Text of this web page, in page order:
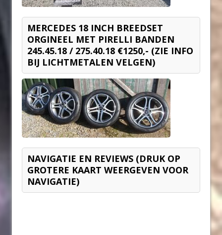
MERCEDES 18 INCH BREEDSET
ORGINEEL MET PIRELLI BANDEN
245.45.18 / 275.40.18 €1250,- (ZIE INFO
BIJ LICHTMETALEN VELGEN)
NAVIGATIE EN REVIEWS (DRUK OP
GROTERE KAART WEERGEVEN VOOR
NAVIGATIE)